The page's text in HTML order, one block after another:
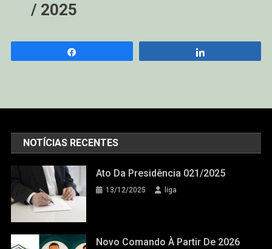
/ 2025
NOTÍCIAS RECENTES
Ato Da Presidência 021/2025
13/12/2025 liga
Novo Comando À Partir De 2026